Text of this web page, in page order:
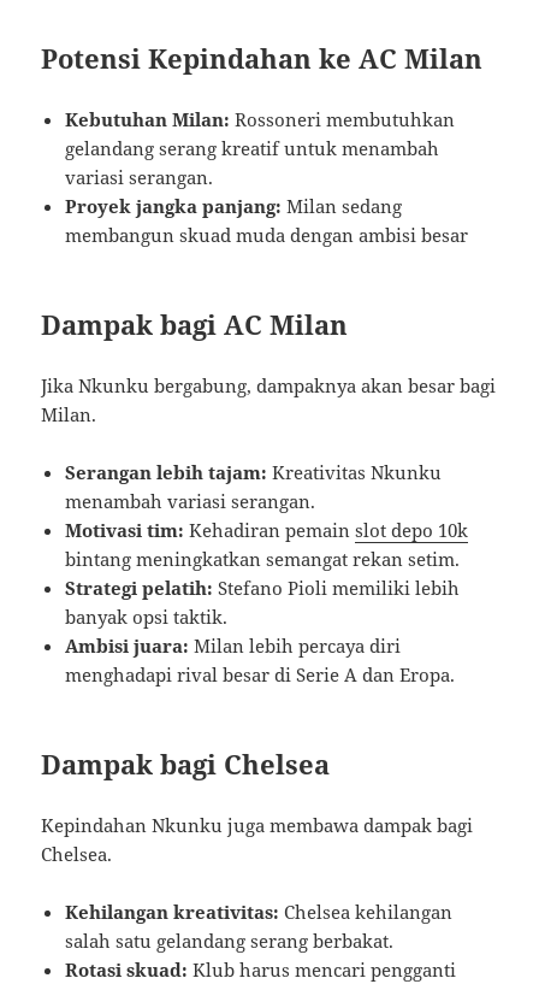
Potensi Kepindahan ke AC Milan
Kebutuhan Milan: Rossoneri membutuhkan
gelandang serang kreatif untuk menambah
variasi serangan.
Proyek jangka panjang: Milan sedang
membangun skuad muda dengan ambisi besar
Dampak bagi AC Milan
Jika Nkunku bergabung, dampaknya akan besar bagi
Milan.
Serangan lebih tajam: Kreativitas Nkunku
menambah variasi serangan.
Motivasi tim: Kehadiran pemainslot depo 10k
bintang meningkatkan semangat rekan setim.
Strategi pelatih: Stefano Pioli memiliki lebih
banyak opsi taktik.
Ambisi juara: Milan lebih percaya diri
menghadapi rival besar di Serie A dan Eropa.
Dampak bagi Chelsea
Kepindahan Nkunku juga membawa dampak bagi
Chelsea.
Kehilangan kreativitas: Chelsea kehilangan
salah satu gelandang serang berbakat.
Rotasi skuad: Klub harus mencari pengganti